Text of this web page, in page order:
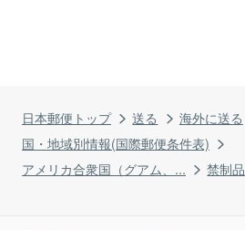
日本郵便トップ 送る
海外に送る
国・地域別情報(国際郵便条件表)
アメリカ合衆国（グアム、...
禁制品